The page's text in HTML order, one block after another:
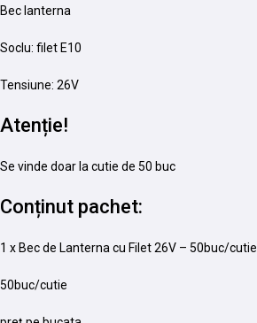
Bec lanterna
Soclu: filet E10
Tensiune: 26V
Atenție!
Se vinde doar la cutie de 50 buc
Conținut pachet:
1 x Bec de Lanterna cu Filet 26V – 50buc/cutie
50buc/cutie